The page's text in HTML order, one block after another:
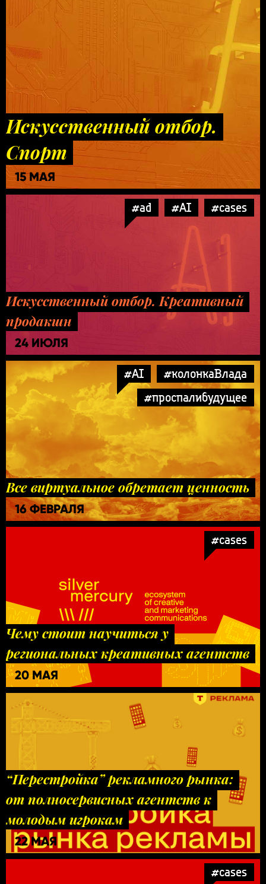
Искусственный отбор.
Спорт
15 МАЯ
#ad #AI #cases
Искусственный отбор. Креативный
продакшн
24 ИЮЛЯ
#AI
#колонкаВлада
#проспалибудущее
Все виртуальное обретает ценность
16 ФЕВРАЛЯ
#cases
Чему стоит научиться у
региональных креативных агентств
20 МАЯ
“Перестройка” рекламного рынка:
от полносервисных агентств к
молодым игрокам
22 МАЯ
#cases